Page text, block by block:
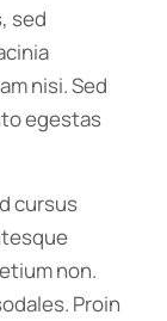
sed
nisi. Sed
egestas
cursus
non.
Proin